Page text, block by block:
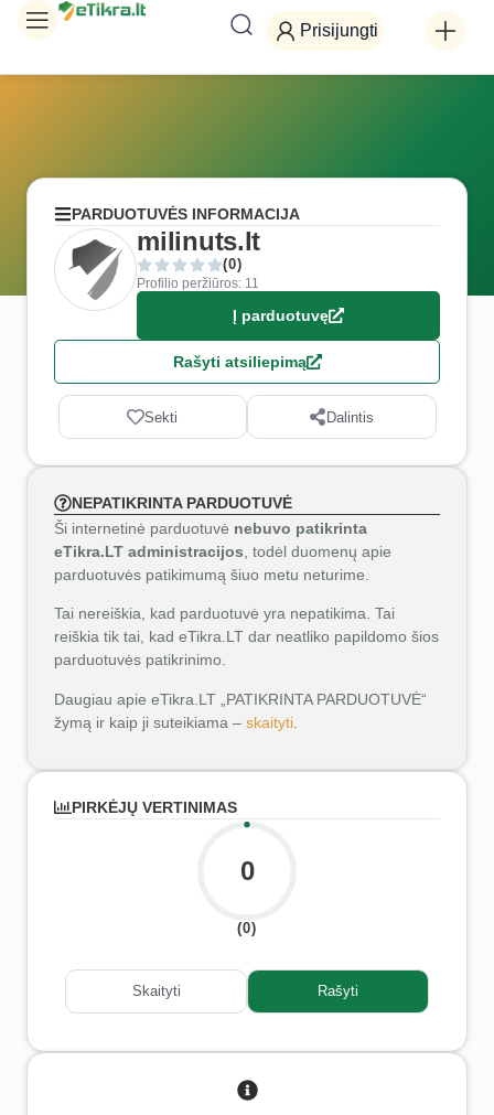
Prisijungti
PARDUOTUVĖS INFORMACIJA
milinuts.lt
(0)
Profilio peržiūros: 11
Į parduotuvę
Rašyti atsiliepimą
Sekti Dalintis
NEPATIKRINTA PARDUOTUVĖ
Ši internetinė parduotuvė nebuvo patikrinta
eTikra.LT administracijos , todėl duomenų apie
parduotuvės patikimumą šiuo metu neturime.
Tai nereiškia, kad parduotuvė yra nepatikima. Tai
reiškia tik tai, kad eTikra.LT dar neatliko papildomo šios
parduotuvės patikrinimo.
Daugiau apie eTikra.LT „PATIKRINTA PARDUOTUVĖ“
žymą ir kaip ji suteikiama – skaityti
PIRKĖJŲ VERTINIMAS
0
(0)
Skaityti Rašyti